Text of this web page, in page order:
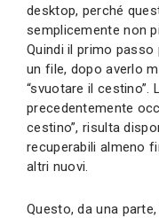
desktop, perché
semplicemente non
Quindi il primo
un file, dopo averlo
“svuotare il cestino”.
precedentemente
cestino”, risulta
recuperabili almeno
altri nuovi.
Questo, da una